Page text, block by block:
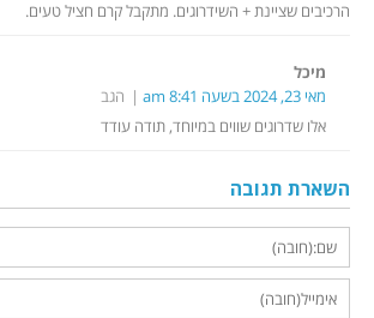
הרכיבים שציינת + השידרוגים. מתקבל קרם חציל טעים.
מיכל
מאי 23, 2024 בשעה 8:41 am
הגב
אלו שדרוגים שווים במיוחד, תודה עודד
השארת תגובה